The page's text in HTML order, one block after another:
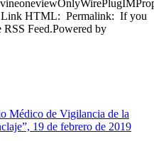
Link HTML: Permalink: If you
RSS Feed.Powered by
Médico de Vigilancia de la
19 de febrero de 2019